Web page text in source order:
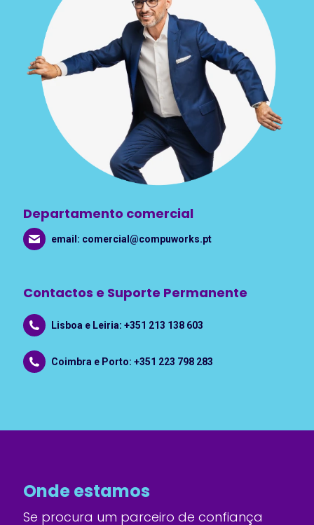
Departamento comercial
email: comercial@compuworks.pt
Contactos e Suporte Permanente
Lisboa e Leiria: +351 213 138 603
Coimbra e Porto: +351 223 798 283
Onde estamos
Se procura um parceiro de confiança